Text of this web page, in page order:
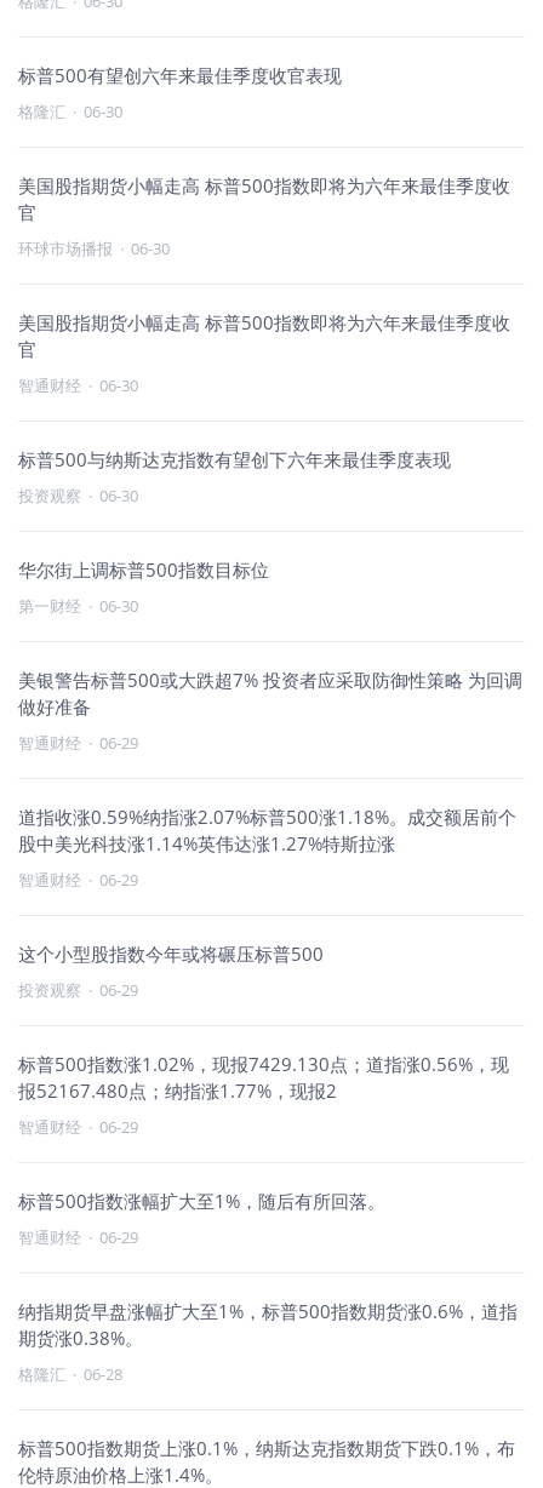
标普500有望创六年来最佳季度收官表现
格隆汇 · 06-30
美国股指期货小幅走高 标普500指数即将为六年来最佳季度收
官
环球市场播报 · 06-30
美国股指期货小幅走高 标普500指数即将为六年来最佳季度收
官
智通财经 · 06-30
标普500与纳斯达克指数有望创下六年来最佳季度表现
投资观察 · 06-30
华尔街上调标普500指数目标位
第一财经 · 06-30
美银警告标普500或大跌超7% 投资者应采取防御性策略 为回调
做好准备
智通财经 · 06-29
道指收涨0.59%纳指涨2.07%标普500涨1.18%。成交额居前个
股中美光科技涨1.14%英伟达涨1.27%特斯拉涨
智通财经 · 06-29
这个小型股指数今年或将碾压标普500
投资观察 · 06-29
标普500指数涨1.02%，现报7429.130点；道指涨0.56%，现
报52167.480点；纳指涨1.77%，现报2
智通财经 · 06-29
标普500指数涨幅扩大至1%，随后有所回落。
智通财经 · 06-29
纳指期货早盘涨幅扩大至1%，标普500指数期货涨0.6%，道指
期货涨0.38%。
格隆汇 · 06-28
标普500指数期货上涨0.1%，纳斯达克指数期货下跌0.1%，布
伦特原油价格上涨1.4%。